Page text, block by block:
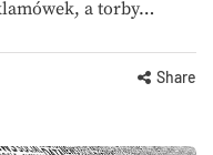
a torby…
Share